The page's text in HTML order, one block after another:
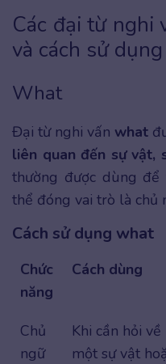
Các đại từ nghi
và cách sử
What
Đại từ nghi vấn what
liên quan đến sự vật,
thường được dùng
thể đóng vai trò là chủ
Cách sử dụng what
Chức
năng
Cách dùng
Chủ
ngữ
Khi cần hỏi về
một sự vật